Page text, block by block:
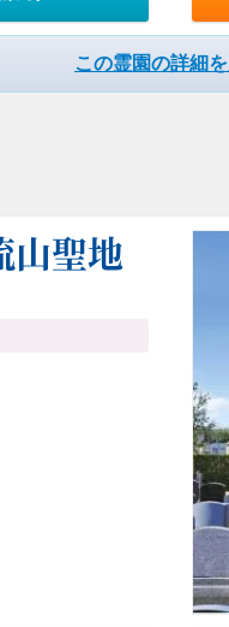
この霊園の詳細
山聖地